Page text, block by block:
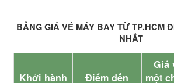
BẢNG GIÁ VÉ MÁY BAY TỪ TP.HCM
NHẤT
Khởi hành Điểm đến
Giá
một